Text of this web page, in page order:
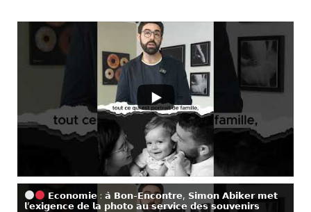
𝗘𝗰𝗼𝗻𝗼𝗺𝗶𝗲 : 𝗮̀ 𝗕𝗼𝗻-𝗘𝗻𝗰𝗼𝗻𝘁𝗿𝗲, 𝗦𝗶𝗺𝗼𝗻 𝗔𝗯𝗶𝗸𝗲𝗿 𝗺𝗲𝘁
𝗹’𝗲𝘅𝗶𝗴𝗲𝗻𝗰𝗲 𝗱𝗲 𝗹𝗮 𝗽𝗵𝗼𝘁𝗼 𝗮𝘂 𝘀𝗲𝗿𝘃𝗶𝗰𝗲 𝗱𝗲𝘀 𝘀𝗼𝘂𝘃𝗲𝗻𝗶𝗿𝘀